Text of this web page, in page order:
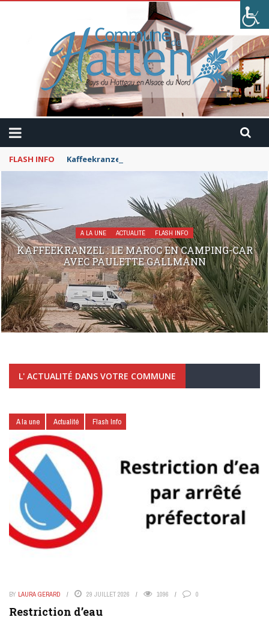
FLASH INFO Kaffeekranzel : Le Maroc en camping-car avec
A LA UNE ACTUALITÉ FLASH INFO
KAFFEEKRANZEL : LE MAROC EN CAMPING-CAR
AVEC PAULETTE GALLMANN
L' ACTUALITÉ DANS VOTRE COMMUNE
A la une Actualité Flash Info
BY LAURA GERARD 29 JUILLET 2026 1096 0
Restriction d’eau